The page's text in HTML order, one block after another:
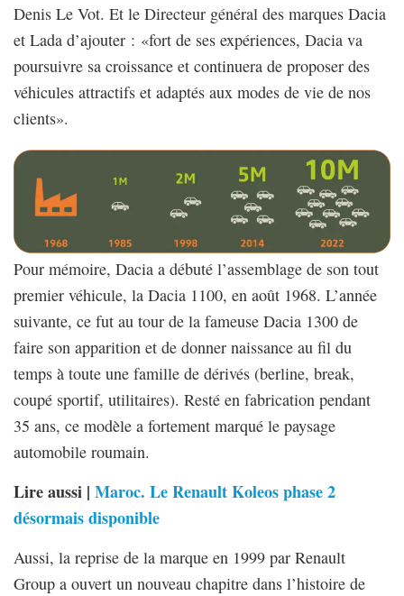
Denis Le Vot. Et le Directeur général des marques Dacia
et Lada d’ajouter : «fort de ses expériences, Dacia va
poursuivre sa croissance et continuera de proposer des
véhicules attractifs et adaptés aux modes de vie de nos
clients».
Pour mémoire, Dacia a débuté l’assemblage de son tout
premier véhicule, la Dacia 1100, en août 1968. L’année
suivante, ce fut au tour de la fameuse Dacia 1300 de
faire son apparition et de donner naissance au fil du
temps à toute une famille de dérivés (berline, break,
coupé sportif, utilitaires). Resté en fabrication pendant
35 ans, ce modèle a fortement marqué le paysage
automobile roumain.
Lire aussi | Maroc. Le Renault Koleos phase 2
désormais disponible
Aussi, la reprise de la marque en 1999 par Renault
Group a ouvert un nouveau chapitre dans l’histoire de